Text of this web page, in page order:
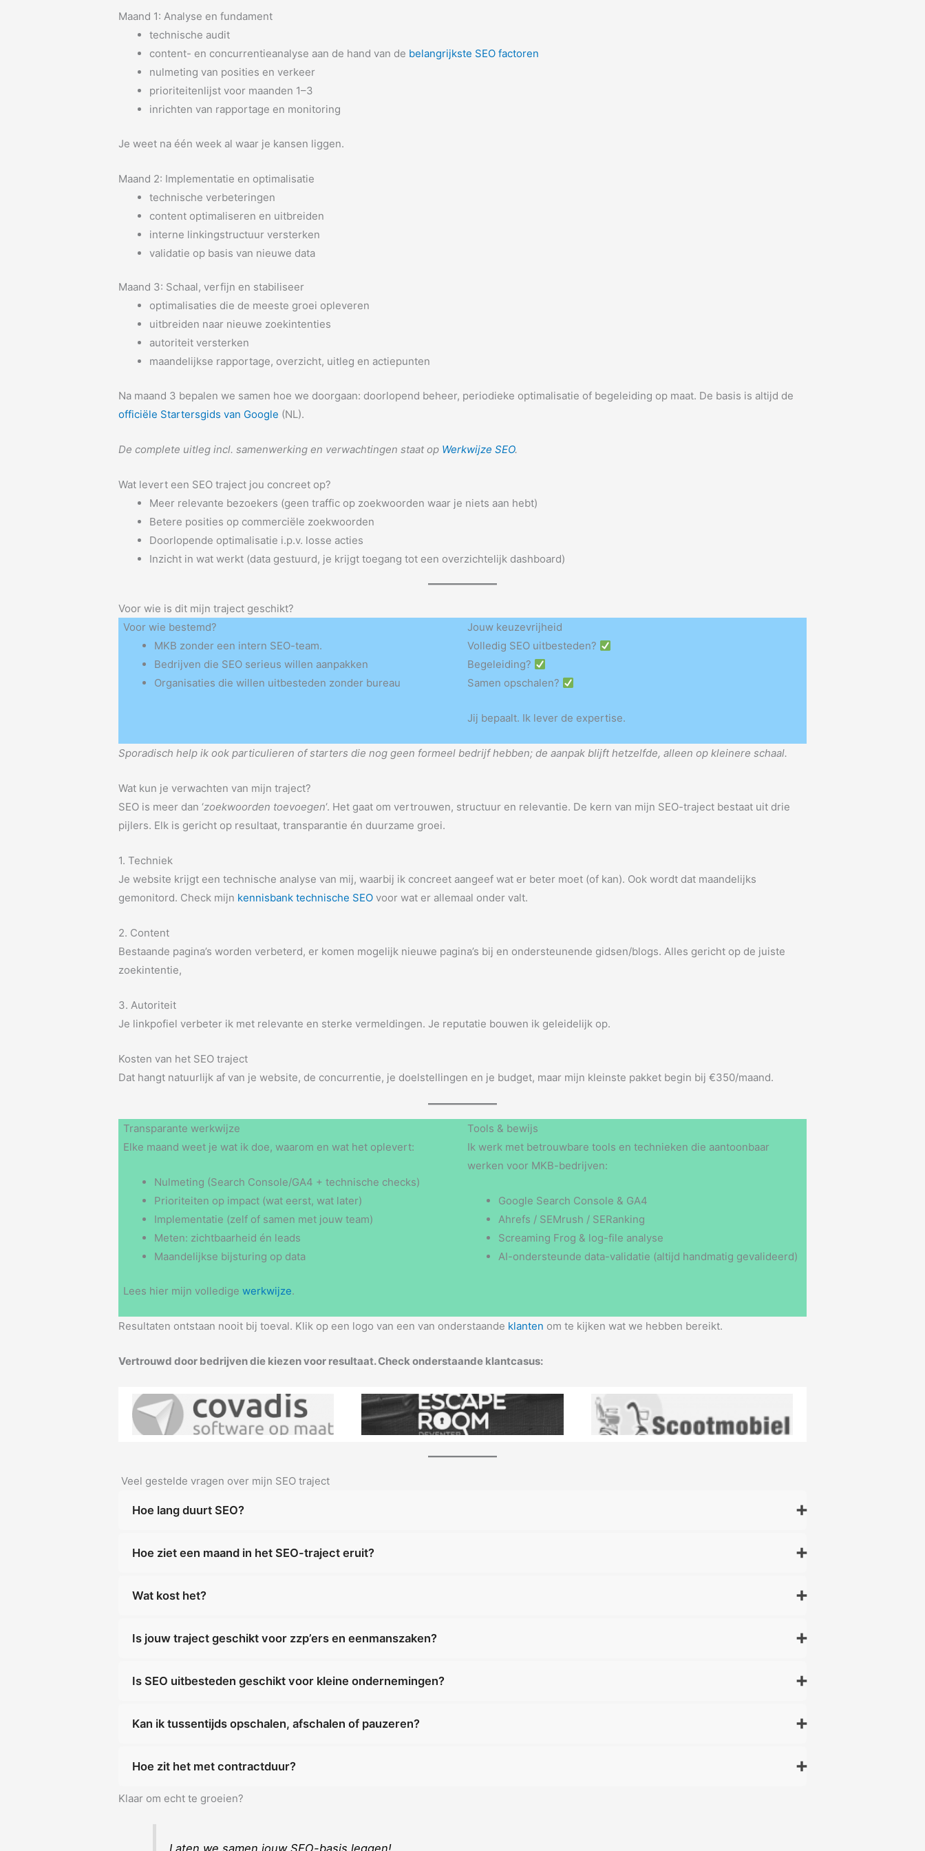
Maand 1: Analyse en fundament
technische audit
content- en concurrentieanalyse aan de hand van de belangrijkste SEO factoren
nulmeting van posities en verkeer
prioriteitenlijst voor maanden 1–3
inrichten van rapportage en monitoring
Je weet na één week al waar je kansen liggen.
Maand 2: Implementatie en optimalisatie
technische verbeteringen
content optimaliseren en uitbreiden
interne linkingstructuur versterken
validatie op basis van nieuwe data
Maand 3: Schaal, verfijn en stabiliseer
optimalisaties die de meeste groei opleveren
uitbreiden naar nieuwe zoekintenties
autoriteit versterken
maandelijkse rapportage, overzicht, uitleg en actiepunten
Na maand 3 bepalen we samen hoe we doorgaan: doorlopend beheer, periodieke optimalisatie of begeleiding op maat. De basis is altijd de
officiële Startersgids van Google (NL).
De complete uitleg incl. samenwerking en verwachtingen staat op Werkwijze SEO.
Wat levert een SEO traject jou concreet op?
Meer relevante bezoekers (geen traffic op zoekwoorden waar je niets aan hebt)
Betere posities op commerciële zoekwoorden
Doorlopende optimalisatie i.p.v. losse acties
Inzicht in wat werkt (data gestuurd, je krijgt toegang tot een overzichtelijk dashboard)
Voor wie is dit mijn traject geschikt?
Voor wie bestemd?
MKB zonder een intern SEO-team.
Bedrijven die SEO serieus willen aanpakken
Organisaties die willen uitbesteden zonder bureau
Jouw keuzevrijheid
Volledig SEO uitbesteden?
Begeleiding?
Samen opschalen?
Jij bepaalt. Ik lever de expertise.
Sporadisch help ik ook particulieren of starters die nog geen formeel bedrijf hebben; de aanpak blijft hetzelfde, alleen op kleinere schaal.
Wat kun je verwachten van mijn traject?
SEO is meer dan ‘zoekwoorden toevoegen‘. Het gaat om vertrouwen, structuur en relevantie. De kern van mijn SEO-traject bestaat uit drie
pijlers. Elk is gericht op resultaat, transparantie én duurzame groei.
1. Techniek
Je website krijgt een technische analyse van mij, waarbij ik concreet aangeef wat er beter moet (of kan). Ook wordt dat maandelijks
gemonitord. Check mijn kennisbank technische SEO voor wat er allemaal onder valt.
2. Content
Bestaande pagina’s worden verbeterd, er komen mogelijk nieuwe pagina’s bij en ondersteunende gidsen/blogs. Alles gericht op de juiste
zoekintentie,
3. Autoriteit
Je linkpofiel verbeter ik met relevante en sterke vermeldingen. Je reputatie bouwen ik geleidelijk op.
Kosten van het SEO traject
Dat hangt natuurlijk af van je website, de concurrentie, je doelstellingen en je budget, maar mijn kleinste pakket begin bij €350/maand.
Transparante werkwijze
Elke maand weet je wat ik doe, waarom en wat het oplevert:
Nulmeting (Search Console/GA4 + technische checks)
Prioriteiten op impact (wat eerst, wat later)
Implementatie (zelf of samen met jouw team)
Meten: zichtbaarheid én leads
Maandelijkse bijsturing op data
Lees hier mijn volledige werkwijze.
Tools & bewijs
Ik werk met betrouwbare tools en technieken die aantoonbaar
werken voor MKB-bedrijven:
Google Search Console & GA4
Ahrefs / SEMrush / SERanking
Screaming Frog & log-file analyse
AI-ondersteunde data-validatie (altijd handmatig gevalideerd)
Resultaten ontstaan nooit bij toeval. Klik op een logo van een van onderstaande klanten om te kijken wat we hebben bereikt.
Vertrouwd door bedrijven die kiezen voor resultaat. Check onderstaande klantcasus:
Veel gestelde vragen over mijn SEO traject
Hoe lang duurt SEO?
Hoe ziet een maand in het SEO-traject eruit?
Wat kost het?
Is jouw traject geschikt voor zzp’ers en eenmanszaken?
Is SEO uitbesteden geschikt voor kleine ondernemingen?
Kan ik tussentijds opschalen, afschalen of pauzeren?
Hoe zit het met contractduur?
Klaar om echt te groeien?